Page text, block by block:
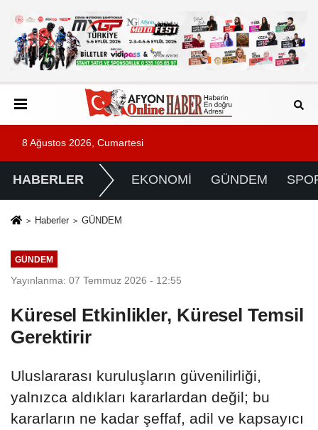
8 Ağustos 2026, Cumartesi
HABERLER EKONOMİ GÜNDEM
Haberler GÜNDEM
GÜNDEM
Yayınlanma: 07 Temmuz 2026 - 12:55
Küresel Etkinlikler, Küresel Temsil
Gerektirir
Uluslararası kuruluşların güvenilirliği,
yalnızca aldıkları kararlardan değil; bu
kararların ne kadar şeffaf, adil ve kapsayıcı